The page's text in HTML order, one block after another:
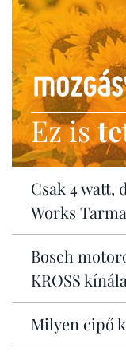
Ez is
Csak 4 watt,
Works
Bosch
KROSS
Milyen cipő